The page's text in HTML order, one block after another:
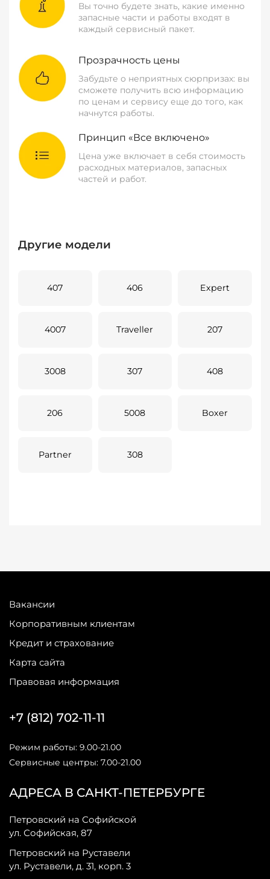
Вы точно будете знать, какие именно
запасные части и работы входят в
каждый сервисный пакет.
Прозрачность цены
Забудьте о неприятных сюрпризах: вы
сможете получить всю информацию
по ценам и сервису еще до того, как
начнутся работы.
Принцип «Все включено»
Цена уже включает в себя стоимость
расходных материалов, запасных
частей и работ.
Другие модели
407 406 Expert
4007 Traveller 207
3008 307 408
206 5008 Boxer
Partner 308
Вакансии
Корпоративным клиентам
Кредит и страхование
Карта сайта
Правовая информация
АДРЕСА В САНКТ-ПЕТЕРБУРГЕ
Петровский на Софийской
ул. Софийская, 87
Петровский на Руставели
ул. Руставели, д. 31, корп. 3
+7 (812) 702-11-11
Режим работы: 9.00-21.00
Сервисные центры: 7.00-21.00